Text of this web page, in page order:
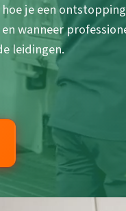
hoe je een
wanneer
leidingen.